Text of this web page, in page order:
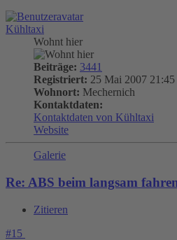
Kühltaxi
Wohnt hier
Beiträge: 3441
Registriert: 25 Mai 2007 21:45
Wohnort: Mechernich
Kontaktdaten:
Kontaktdaten von Kühltaxi
Website
Galerie
Re: ABS beim langsam
Zitieren
#15